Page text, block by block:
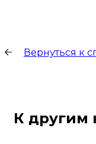
Вернуться к
К другим